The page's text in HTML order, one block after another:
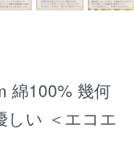
綿100% 幾何
しい ＜エコエ